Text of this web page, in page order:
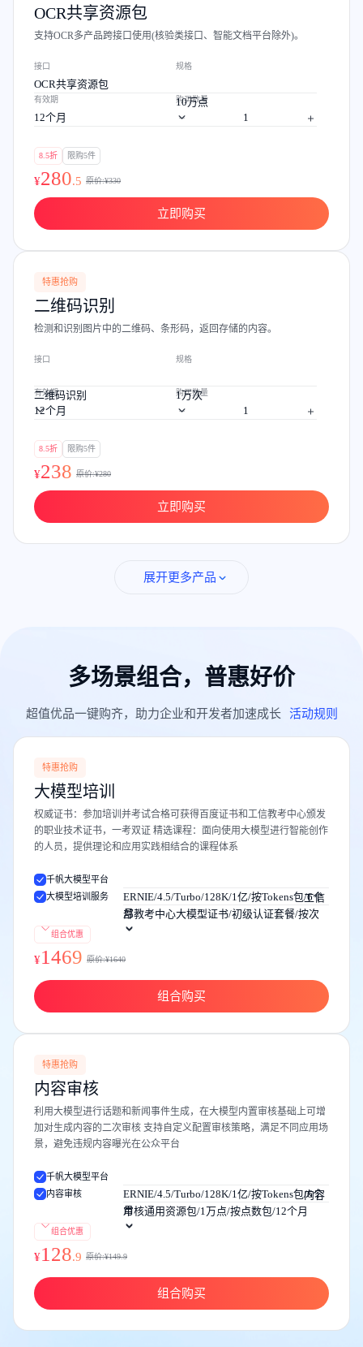
OCR共享资源包
支持OCR多产品跨接口使用(核验类接口、智能文档平台除外)。
接口
OCR共享资源包
规格
10万点
有效期
12个月
购买数量
8.5折 限购5件
¥280.5 原价:¥330
立即购买
特惠抢购
二维码识别
检测和识别图片中的二维码、条形码，返回存储的内容。
接口
二维码识别
规格
1万次
有效期
12个月
购买数量
8.5折 限购5件
¥238 原价:¥280
立即购买
展开更多产品
多场景组合，普惠好价
超值优品一键购齐，助力企业和开发者加速成长 活动规则
特惠抢购
大模型培训
权威证书：参加培训并考试合格可获得百度证书和工信教考中心颁发
的职业技术证书，一考双证 精选课程：面向使用大模型进行智能创作
的人员，提供理论和应用实践相结合的课程体系
千帆大模型平台
ERNIE/4.5/Turbo/128K/1亿/按Tokens包/6个
月
大模型培训服务
工信
部教考中心大模型证书/初级认证套餐/按次
组合优惠
¥1469 原价:¥1640
组合购买
特惠抢购
内容审核
利用大模型进行话题和新闻事件生成，在大模型内置审核基础上可增
加对生成内容的二次审核 支持自定义配置审核策略，满足不同应用场
景，避免违规内容曝光在公众平台
千帆大模型平台
ERNIE/4.5/Turbo/128K/1亿/按Tokens包/6个
月
内容审核
内容
审核通用资源包/1万点/按点数包/12个月
组合优惠
¥128.9 原价:¥149.9
组合购买